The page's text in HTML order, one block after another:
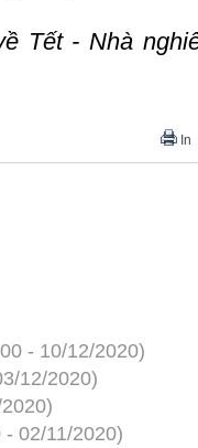
Tết - Nhà
In
- 10/12/2020)
12/2020)
- 02/11/2020)